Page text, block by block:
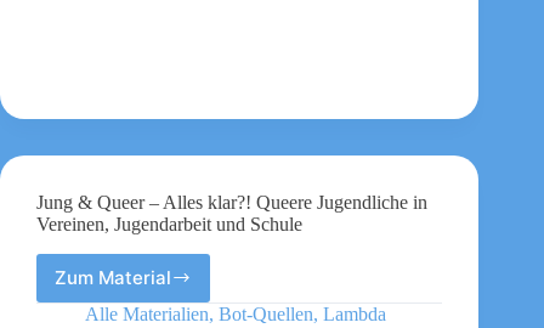
Jung & Queer – Alles klar?! Queere Jugendliche in
Vereinen, Jugendarbeit und Schule
Zum Material
Jung
&
Alle Materialien, Bot-Quellen, Lambda